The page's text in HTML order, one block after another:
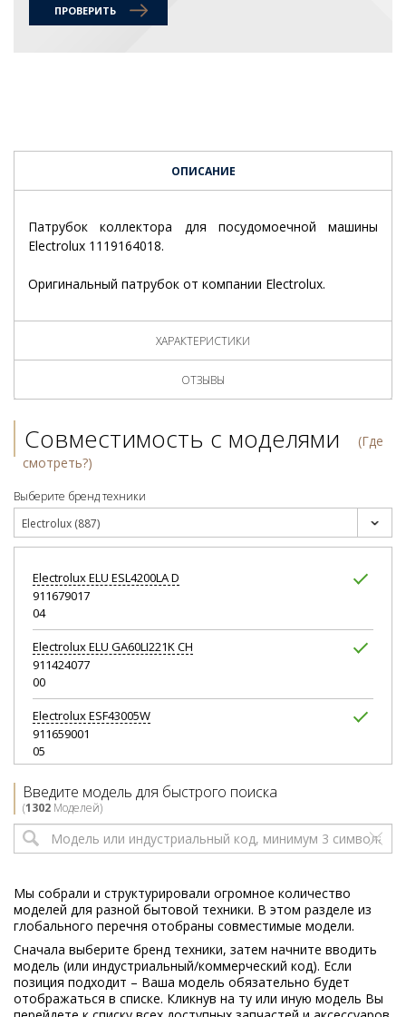
ПРОВЕРИТЬ
ОПИСАНИЕ
Патрубок коллектора для посудомоечной машины
Electrolux 1119164018.
Оригинальный патрубок от компании Electrolux.
ХАРАКТЕРИСТИКИ
ОТЗЫВЫ
Совместимость с моделями
(Где
смотреть?)
Выберите бренд техники
Electrolux (887)
ElectroluxELU ESL4200LA D
911679017
04
ElectroluxELU GA60LI221K CH
911424077
00
ElectroluxESF43005W
911659001
05
911619233
ElectroluxESF43020
11
ElectroluxESF43020
07
ElectroluxESF4500ROS
911656004
Введите модель для быстрого поиска
(1302 Моделей)
Мы собрали и структурировали огромное количество
моделей для разной бытовой техники. В этом разделе из
глобального перечня отобраны совместимые модели.
Сначала выберите бренд техники, затем начните вводить
модель (или индустриальный/коммерческий код). Если
позиция подходит – Ваша модель обязательно будет
отображаться в списке. Кликнув на ту или иную модель Вы